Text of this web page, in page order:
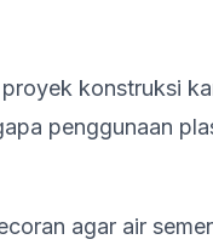
konstruksi
penggunaan
agar air